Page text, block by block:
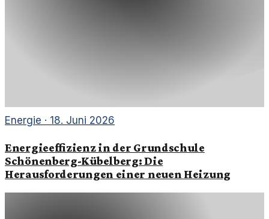
Energie · 18. Juni 2026
Energieeffizienz in der Grundschule
Schönenberg-Kübelberg: Die
Herausforderungen einer neuen Heizung